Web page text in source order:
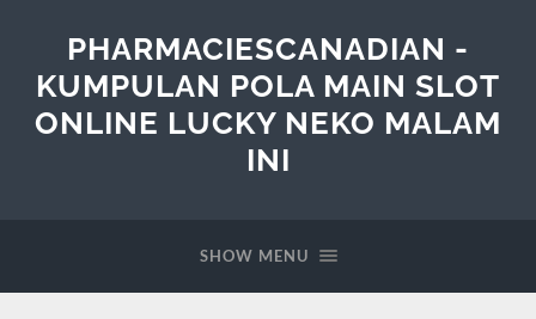
PHARMACIESCANADIAN -
KUMPULAN POLA MAIN SLOT
ONLINE LUCKY NEKO MALAM
INI
SHOW MENU